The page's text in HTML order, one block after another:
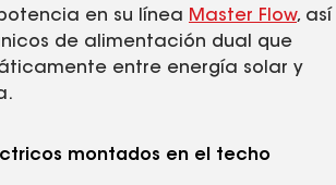
en su línea Master Flow, así
de alimentación dual que
entre energía solar y
montados en el techo